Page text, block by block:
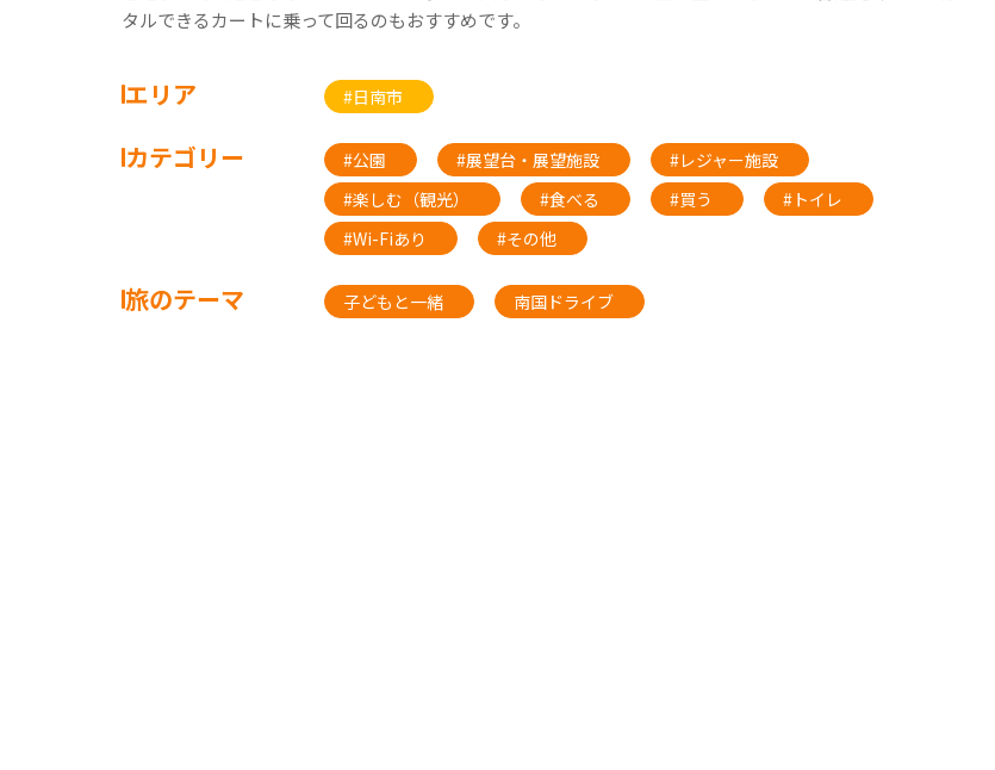
タルできるカートに乗って回るのもおすすめです。
エリア #日南市
カテゴリー #公園 #展望台・展望施設
#レジャー施設
#楽しむ（観光）
#食べる #買う
#トイレ
#Wi-Fiあり
#その他
旅のテーマ 子どもと一緒 南国ドライブ